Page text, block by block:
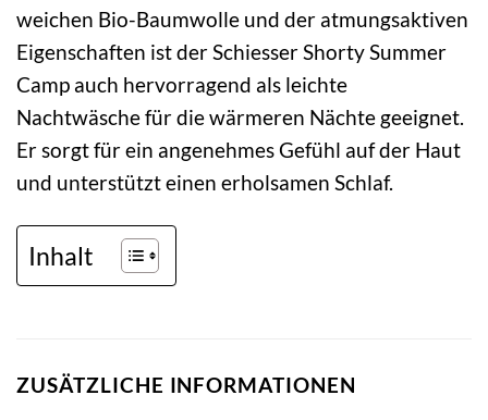
weichen Bio-Baumwolle und der atmungsaktiven
Eigenschaften ist der Schiesser Shorty Summer
Camp auch hervorragend als leichte
Nachtwäsche für die wärmeren Nächte geeignet.
Er sorgt für ein angenehmes Gefühl auf der Haut
und unterstützt einen erholsamen Schlaf.
Inhalt
ZUSÄTZLICHE INFORMATIONEN